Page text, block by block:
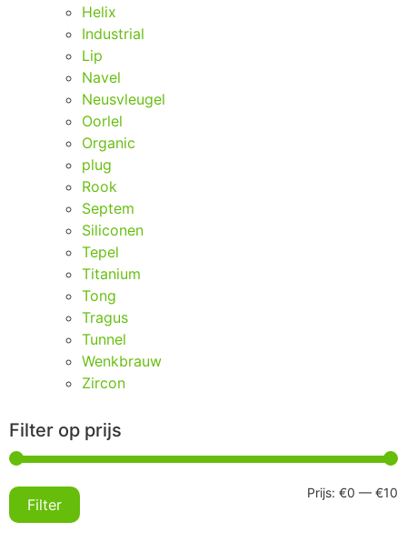
Helix
Industrial
Lip
Navel
Neusvleugel
Oorlel
Organic
plug
Rook
Septem
Siliconen
Tepel
Titanium
Tong
Tragus
Tunnel
Wenkbrauw
Zircon
Filter op prijs
Filter
Prijs: €0 — €10